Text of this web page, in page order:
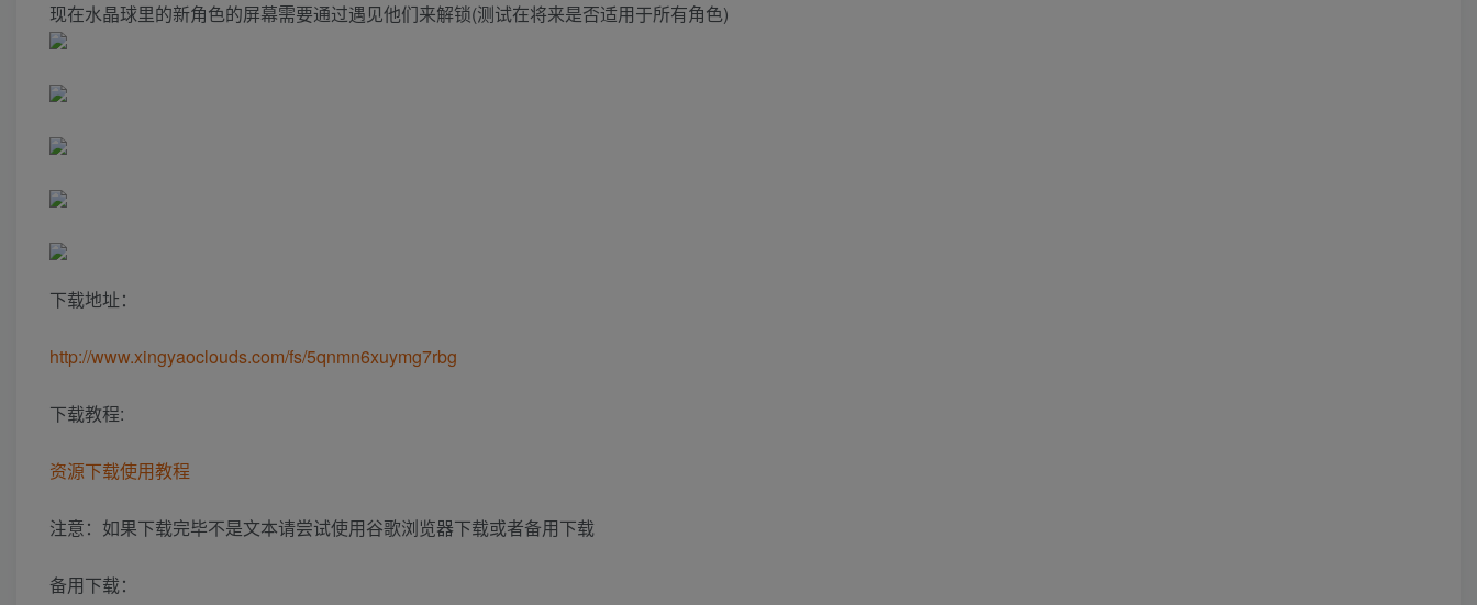
现在水晶球里的新角色的屏幕需要通过遇见他们来解锁(测试在将来是否适用于所有角色)
下载地址：
http://www.xingyaoclouds.com/fs/5qnmn6xuymg7rbg
下载教程:
资源下载使用教程
注意：如果下载完毕不是文本请尝试使用谷歌浏览器下载或者备用下载
备用下载：